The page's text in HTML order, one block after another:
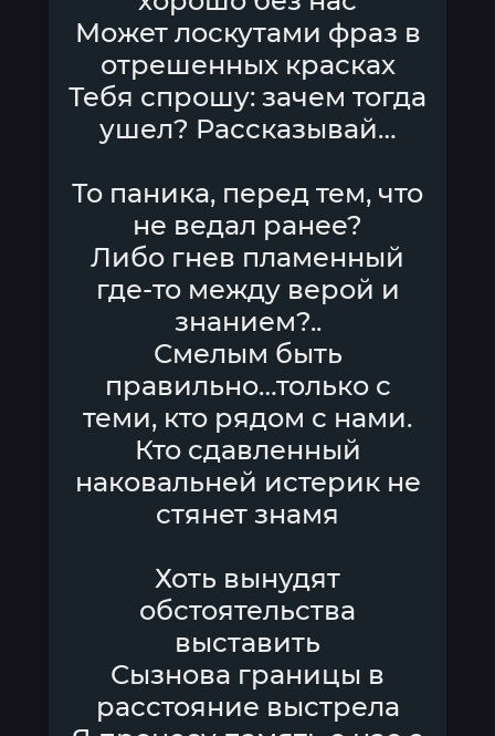
Может лоскутами фраз в
отрешенных красках
Тебя спрошу: зачем тогда
ушел? Рассказывай…
То паника, перед тем, что
не ведал ранее?
Либо гнев пламенный
где-то между верой и
знанием?..
Смелым быть
правильно…только с
теми, кто рядом с нами.
Кто сдавленный
наковальней истерик не
стянет знамя
Хоть вынудят
обстоятельства
выставить
Сызнова границы в
расстояние выстрела